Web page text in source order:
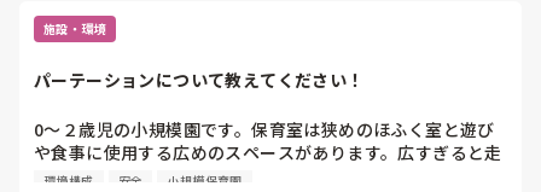
施設・環境
パーテーションについて教えてください！
0〜２歳児の小規模園です。保育室は狭めのほふく室と遊び
や食事に使用する広めのスペースがあります。広すぎると走
り回ったりして落ち着かないので、活動によってパーテーシ
環境構成 安全 小規模保育園